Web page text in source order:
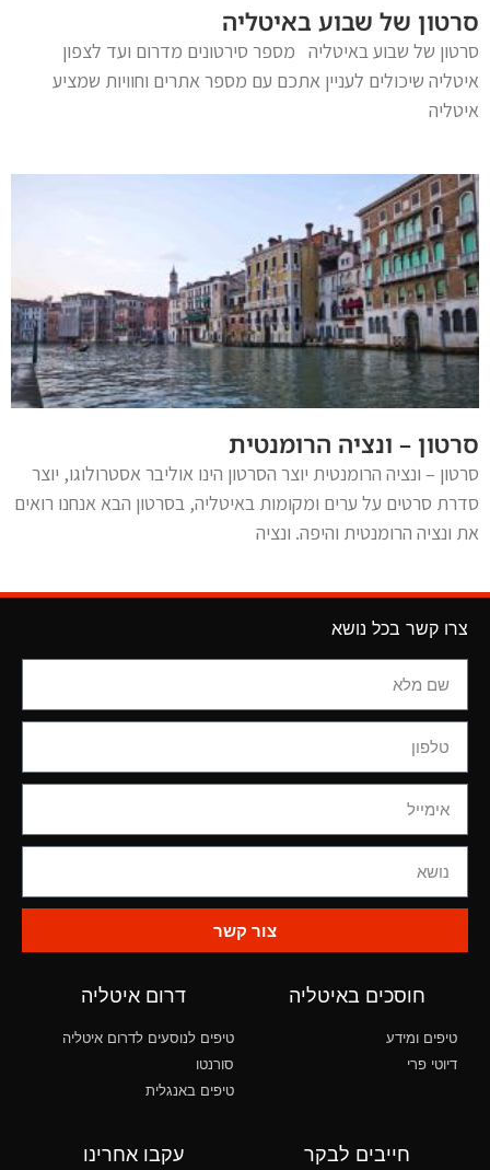
סרטון של שבוע באיטליה
סרטון של שבוע באיטליה מספר סירטונים מדרום ועד לצפון
איטליה שיכולים לעניין אתכם עם מספר אתרים וחוויות שמציע
איטליה
סרטון – ונציה הרומנטית
סרטון – ונציה הרומנטית יוצר הסרטון הינו אוליבר אסטרולוגו, יוצר
סדרת סרטים על ערים ומקומות באיטליה, בסרטון הבא אנחנו רואים
את ונציה הרומנטית והיפה. ונציה
צרו קשר בכל נושא
צור קשר
חוסכים באיטליה
טיפים ומידע
דיוטי פרי
דרום איטליה
טיפים לנוסעים לדרום איטליה
סורנטו
טיפים באנגלית
חייבים לבקר עקבו אחרינו